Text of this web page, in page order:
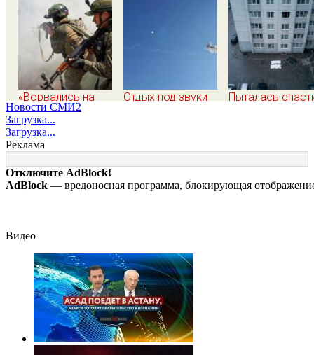
«Ворвались на
плечах, хлопцев
били в упор»:
Алексеево-
Дружковка стала
могильником для
«птах Мадьяра»
Отдых под звуки
массированных
атак беспилотников
Пыталась
насмерть на
у детей 06/08/
– Новости
Новости СМИ2
Загрузка...
Загрузка...
Реклама
Отключите AdBlock!
AdBlock — вредоносная программа, блокирующая
Видео